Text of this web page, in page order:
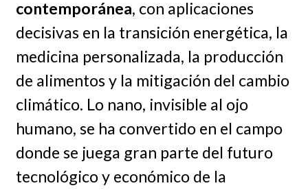
contemporánea, con aplicaciones
decisivas en la transición energética, la
medicina personalizada, la producción
de alimentos y la mitigación del cambio
climático. Lo nano, invisible al ojo
humano, se ha convertido en el campo
donde se juega gran parte del futuro
tecnológico y económico de la